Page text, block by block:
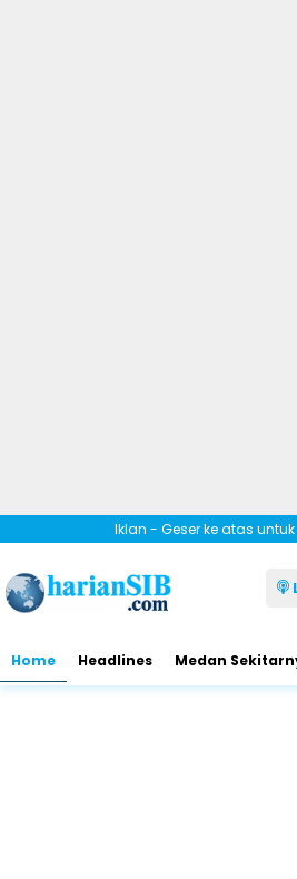
Iklan - Geser ke atas
Home Headlines Medan